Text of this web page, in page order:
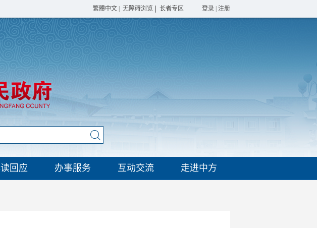
登录 注册
繁體中文 无障碍浏览 长者专区
回应 办事服务 互动交流 走进中方